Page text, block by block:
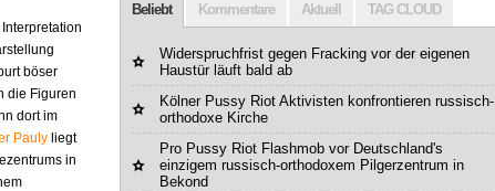
böser
die Figuren
dort im
Pauly liegt
in
Beliebt Kommentare Aktuell TAG CLOUD
Widerspruchfrist gegen Fracking vor der eigenen
Haustür läuft bald ab
Kölner Pussy Riot Aktivisten konfrontieren russisch-
orthodoxe Kirche
Pro Pussy Riot Flashmob vor Deutschland's
einzigem russisch-orthodoxem Pilgerzentrum in
Bekond